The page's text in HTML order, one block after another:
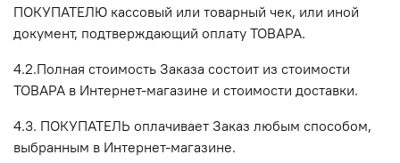
ПОКУПАТЕЛЮ кассовый или товарный чек, или иной
документ, подтверждающий оплату ТОВАРА.
4.2.Полная стоимость Заказа состоит из стоимости
ТОВАРА в Интернет-магазине и стоимости доставки.
4.3. ПОКУПАТЕЛЬ оплачивает Заказ любым способом,
выбранным в Интернет-магазине.